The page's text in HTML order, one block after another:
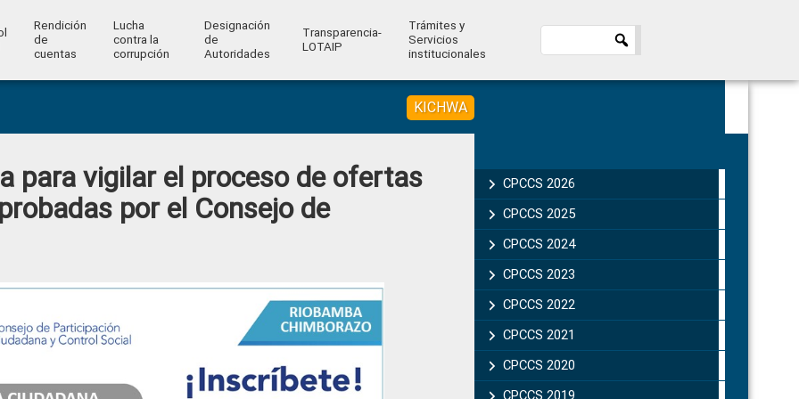
Rendición
de
cuentas
Lucha
contra la
corrupción
Designación
de
Autoridades
Transparencia-
LOTAIP
Trámites y
Servicios
institucionales
KICHWA
para vigilar el proceso de ofertas
por el Consejo de
Sidebar
CPCCS 2026
CPCCS 2025
CPCCS 2024
CPCCS 2023
CPCCS 2022
CPCCS 2021
CPCCS 2020
CPCCS 2019 .